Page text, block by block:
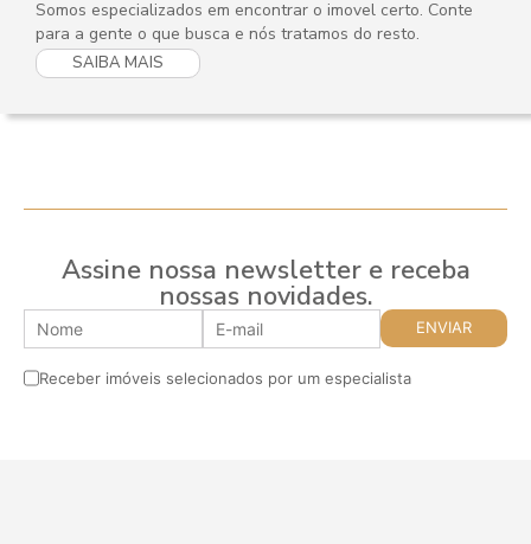
Somos especializados em encontrar o imovel certo. Conte
para a gente o que busca e nós tratamos do resto.
SAIBA MAIS
Assine nossa newsletter e receba
nossas novidades.
Receber imóveis selecionados por um especialista